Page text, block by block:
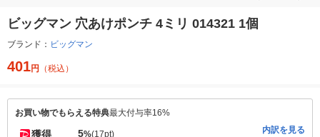
ビッグマン 穴あけポンチ 4ミリ 014321 1個
ブランド： ビッグマン
401円 （税込）
お買い物でもらえる特典最大付与率16%
獲得 5%(17pt) 内訳を見る